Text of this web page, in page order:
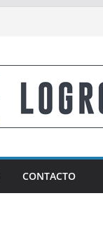
CONTACTO